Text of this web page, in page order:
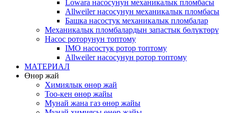
Lowara насосунун механикалык пломбасы
Allweiler насосунун механикалык пломбасы
Башка насостук механикалык пломбалар
Механикалык пломбалардын запастык бөлүктөрү
Насос роторунун топтому
IMO насостук ротор топтому
Allweiler насосунун ротор топтому
МАТЕРИАЛ
Өнөр жай
Химиялык өнөр жай
Тоо-кен өнөр жайы
Мунай жана газ өнөр жайы